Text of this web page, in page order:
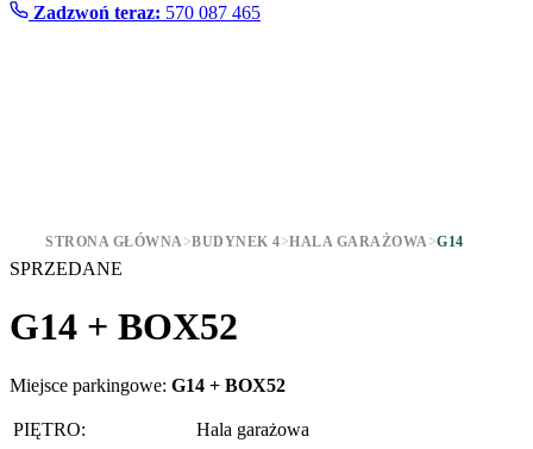
Zadzwoń teraz: 570 087 465
STRONA GŁÓWNA>BUDYNEK 4>HALA GARAŻOWA>G14
SPRZEDANE
G14 + BOX52
Miejsce parkingowe: G14 + BOX52
PIĘTRO:
Hala garażowa